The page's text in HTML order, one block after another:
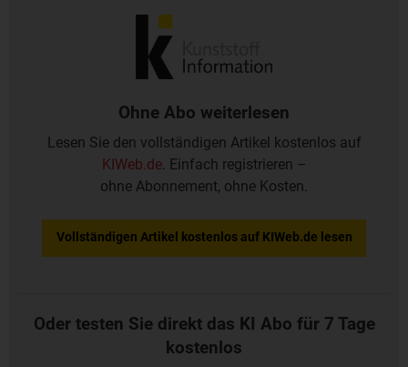
Baus und der Start der Herstellung in den Händen des
Schweizer Unternehmens liegen.
Ohne Abo weiterlesen
Lesen Sie den vollständigen Artikel kostenlos auf
KIWeb.de. Einfach registrieren –
ohne Abonnement, ohne Kosten.
Vollständigen Artikel kostenlos auf KIWeb.de lesen
Oder testen Sie direkt das KI Abo für 7 Tage
kostenlos